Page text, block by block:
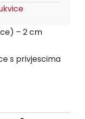
– 2 cm
s privjescima